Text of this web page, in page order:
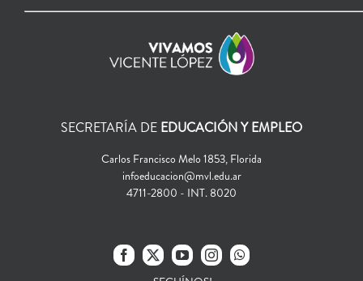
SECRETARÍA DE EDUCACIÓN Y EMPLEO
Carlos Francisco Melo 1853, Florida
infoeducacion@mvl.edu.ar
4711-2800 - INT. 8020